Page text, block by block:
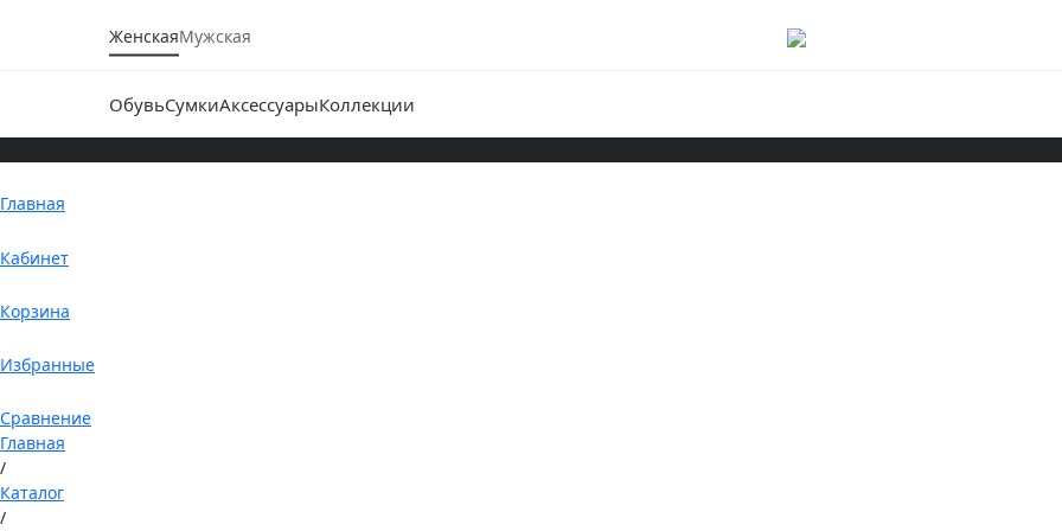
ЖенскаяМужская
ОбувьСумкиАксессуарыКоллекции
Главная
Кабинет
Корзина
Избранные
Сравнение
Главная
/
Каталог
/